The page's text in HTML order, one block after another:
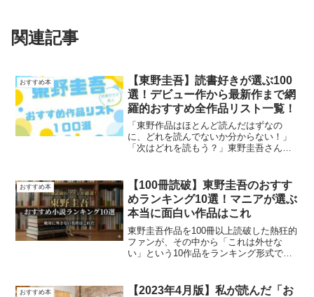
関連記事
おすすめ本
【東野圭吾】読書好きが選ぶ100
選！デビュー作から最新作まで網
羅的おすすめ全作品リスト一覧！
「東野作品はほとんど読んだはずなの
に、どれを読んでないか分からない！」
「次はどれを読もう？」東野圭吾さんの
おすすめ本
【100冊読破】東野圭吾のおすす
めランキング10選！マニアが選ぶ
本当に面白い作品はこれ
東野圭吾作品を100冊以上読破した熱狂的
ファンが、その中から「これは外せな
い」という10作品をランキング形式で厳
おすすめ本
【2023年4月版】私が読んだ「お